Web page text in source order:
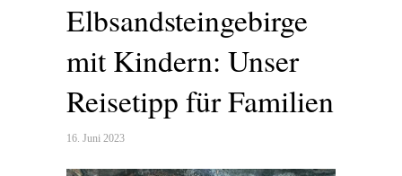
Elbsandsteingebirge
mit Kindern: Unser
Reisetipp für Familien
16. Juni 2023